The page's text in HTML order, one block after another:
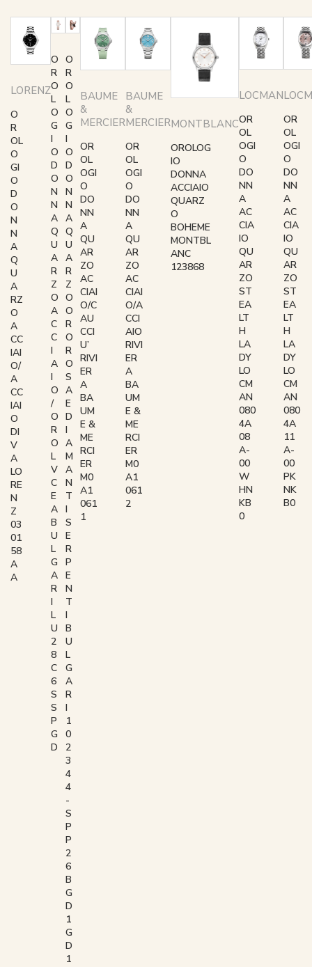
LORENZ
O
R
OL
O
GI
O
D
O
N
N
A
Q
U
A
RZ
O
A
CC
IAI
O/
A
CC
IAI
O
DI
V
A
LO
RE
N
Z
03
01
58
A
A
O
R
O
L
O
G
I
O
D
O
N
N
A
Q
U
A
R
Z
O
A
C
C
I
A
I
O
/
O
R
O
L
V
C
E
A
B
U
L
G
A
R
I
L
U
2
8
C
6
S
S
P
G
D
O
R
O
L
O
G
I
O
D
O
N
N
A
Q
U
A
R
Z
O
O
R
O
R
O
S
A
E
D
I
A
M
A
N
T
I
S
E
R
P
E
N
T
I
B
U
L
G
A
R
I
1
0
2
3
4
4
-
S
P
P
2
6
B
G
D
1
G
D
1
BAUME
&
MERCIER
OR
OL
OGI
O
DO
NN
A
QU
AR
ZO
AC
CIAI
O/C
AU
CCI
U’
RIVI
ER
A
BA
UM
E &
ME
RCI
ER
M0
A1
061
1
BAUME
&
MERCIER
OR
OL
OGI
O
DO
NN
A
QU
AR
ZO
AC
CIAI
O/A
CCI
AIO
RIVI
ER
A
BA
UM
E &
ME
RCI
ER
M0
A1
061
2
MONTBLANC
OROLOG
IO
DONNA
ACCIAIO
QUARZ
O
BOHEME
MONTBL
ANC
123868
LOCMAN
OR
OL
OGI
O
DO
NN
A
AC
CIA
IO
QU
AR
ZO
ST
EA
LT
H
LA
DY
LO
CM
AN
080
4A
08
A-
00
W
HN
KB
0
OR
OL
OGI
O
DO
NN
A
AC
CIA
IO
QU
AR
ZO
ST
EA
LT
H
LA
DY
LO
CM
AN
080
4A
11
A-
00
PK
NK
B0